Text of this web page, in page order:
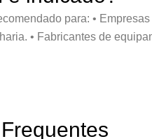
para: •
• Fabricantes de